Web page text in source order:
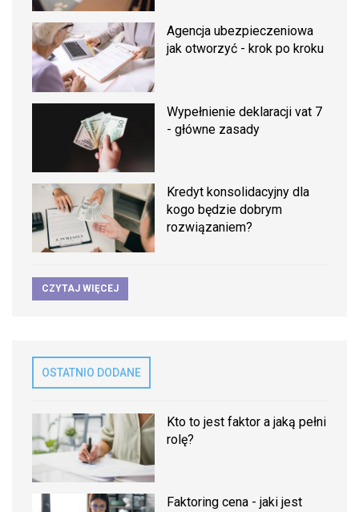
Agencja ubezpieczeniowa
jak otworzyć - krok po kroku
Wypełnienie deklaracji vat 7
- główne zasady
Kredyt konsolidacyjny dla
kogo będzie dobrym
rozwiązaniem?
CZYTAJ WIĘCEJ
OSTATNIO DODANE
Kto to jest faktor a jaką pełni
rolę?
Faktoring cena - jaki jest